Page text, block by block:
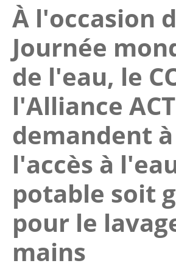
À l'occasion
Journée
de l'eau, le
l'Alliance ACT
demandent
l'accès à
potable soit
pour le
mains